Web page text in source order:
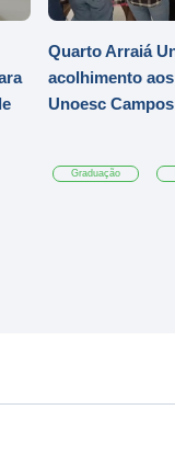
Quarto Arraiá
acolhimento
Unoesc
Graduação